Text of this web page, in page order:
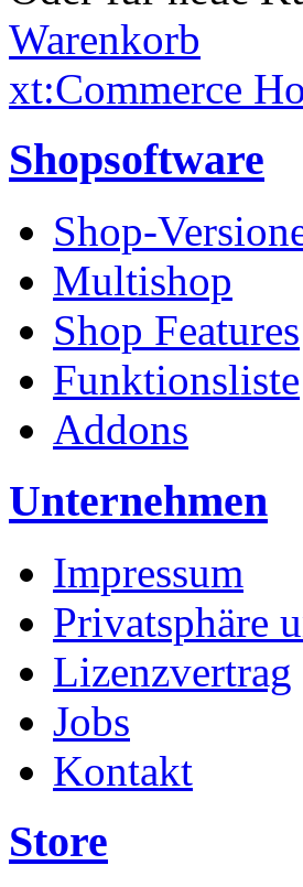
Warenkorb
xt:Commerce
Shopsoftware
Shop-
Multishop
Shop Features
Funktionsliste
Addons
Unternehmen
Impressum
Privatsphäre
Lizenzvertrag
Jobs
Kontakt
Store